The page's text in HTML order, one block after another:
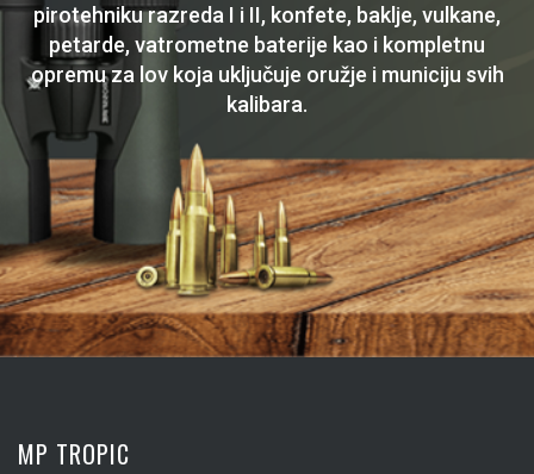
pirotehniku razreda I i II, konfete, baklje, vulkane,
petarde, vatrometne baterije kao i kompletnu
opremu za lov koja uključuje oružje i municiju svih
kalibara.
MP TROPIC